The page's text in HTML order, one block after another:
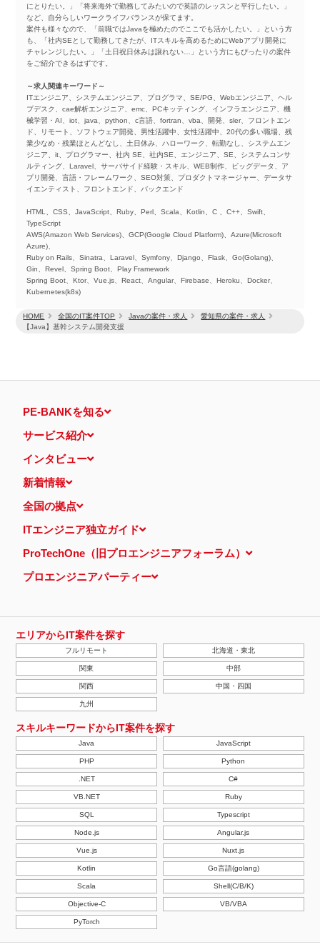
HOME 全国のIT案件TOP Javaの案件・求人
愛知県の案件・求人
【Java】基幹システム開発支援
にとりたい。」「将来海外で勤務してみたいので英語のレッスンと平行したい。」
など、自分らしいワークライフバランスが保てます。
案件も様々なので、「前職ではJavaを極めたのでここでも活かしたい。」という方
も、「社内SEとして勤務してきたが、ITスキルを高めるためにWebアプリ開発に
チャレンジしたい。」「土日祝日休みは譲れない…」という方にもぴったりの案件
をご紹介できるはずです。
～求人関連キーワード～
ITエンジニア、システムエンジニア、プログラマ、SE/PG、Webエンジニア、ヘル
プデスク、cae解析エンジニア、emc、PCキッティング、インフラエンジニア、機
械学習・AI、iot、java、python、c言語、fortran、vba、開発、sler、フロントエン
ド、リモート、ソフトウェア開発、男性活躍中、女性活躍中、20代の多い職場、残
業少なめ・残業ほとんどなし、土日休み、ハローワーク、転勤なし、システムエン
ジニア、it、プログラマー、社内 SE、社内SE、エンジニア、SE、システムコンサ
ルティング、Laravel、サーバサイド経験・スキル、WEB制作、ビッグデータ、ア
プリ開発、言語・フレームワーク、SEO対策、プロダクトマネージャー、データサ
イエンティスト、フロントエンド、バックエンド
HTML、CSS、JavaScript、Ruby、Perl、Scala、Kotlin、C 、C++、Swift、
TypeScript
AWS(Amazon Web Services)、GCP(Google Cloud Platform)、Azure(Microsoft
Azure)、
Ruby on Rails、Sinatra、Laravel、Symfony、Django、Flask、Go(Golang)、
Gin、Revel、Spring Boot、Play Framework
Spring Boot、Ktor、Vue.js、React、Angular、Firebase、Heroku、Docker、
Kubernetes(k8s)
PE-BANKを知る
サービス紹介
インタビュー
新着情報
全国の拠点
ITエンジニア独立ガイド
ProTechOne（旧プロエンジニアフォーラム）
プロエンジニアパーティー
エリアからIT案件を探す
フルリモート 北海道・東北
関東 中部
関西 中国・四国
九州
スキルキーワードからIT案件を探す
Java JavaScript
PHP Python
.NET C#
VB.NET Ruby
SQL Typescript
Node.js Angular.js
Vue.js Nuxt.js
Kotlin Go言語(golang)
Scala Shell(C/B/K)
Objective-C VB/VBA
PyTorch